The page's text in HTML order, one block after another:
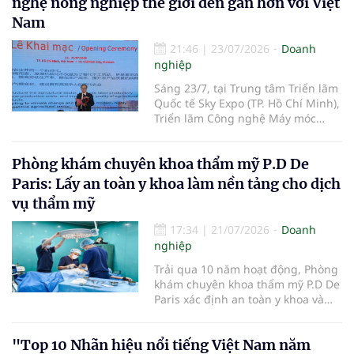
chương Độc lập hạng Ba vì những
công tác, góp phần vào sự nghiệp
xây dựng chủ nghĩa xã hội và bảo
vệ Tổ quốc.
Nam
21:46 | 23/07/2026
Doanh
nghiệp
Sáng 23/7, tại Trung tâm Triển lãm
Quốc tế Sky Expo (TP. Hồ Chí Minh),
Triển lãm Công nghệ Máy móc
chính thức khai mạc, mở đầu cho
chuỗi hoạt động kết nối công
nghệ, xúc tiến thương mại và hợp
hóa nông nghiệp giữa Việt Nam
với các quốc gia trong khu vực và
trên thế giới.
Phòng khám chuyên khoa thẩm mỹ P.D De
Paris: Lấy an toàn y khoa làm nền tảng cho dịch
vụ thẩm mỹ
17:34 | 21/07/2026
Doanh
nghiệp
Trải qua 10 năm hoạt động, Phòng
khám chuyên khoa thẩm mỹ P.D De
Paris xác định an toàn y khoa và
đầu tư đội ngũ bác sĩ, cơ sở vật
"Top 10 Nhãn hiệu nổi tiếng Việt Nam năm